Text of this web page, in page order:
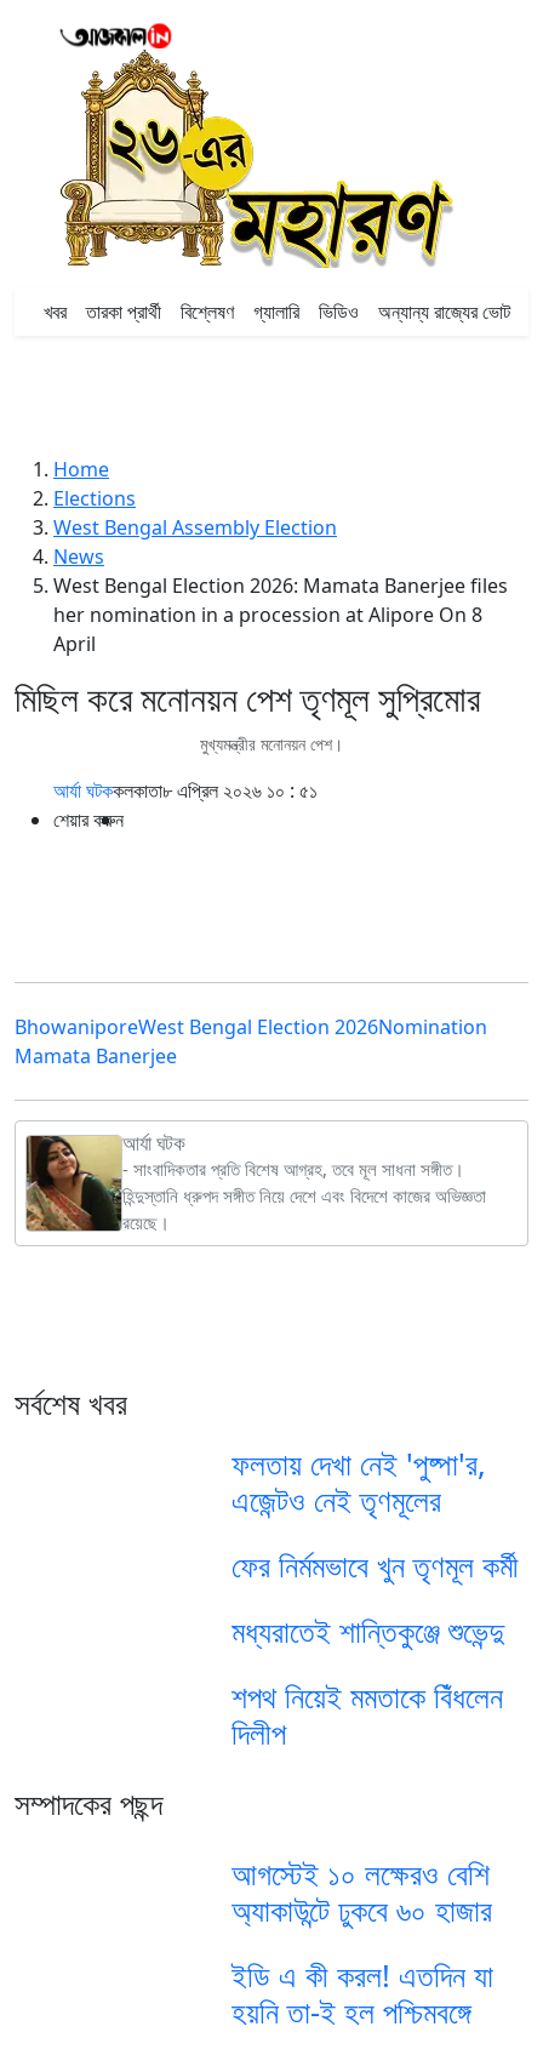
খবর তারকা প্রার্থী বিশ্লেষণ গ্যালারি ভিডিও অন্যান্য রাজ্যের ভোট
Home
Elections
West Bengal Assembly Election
News
West Bengal Election 2026: Mamata Banerjee files
her nomination in a procession at Alipore On 8
April
মিছিল করে মনোনয়ন পেশ তৃণমূল সুপ্রিমোর
মুখ্যমন্ত্রীর মনোনয়ন পেশ।
আর্যা ঘটককলকাতা৮ এপ্রিল ২০২৬ ১০ : ৫১
শেয়ার করুন
BhowaniporeWest Bengal Election 2026Nomination
Mamata Banerjee
আর্যা ঘটক
- সাংবাদিকতার প্রতি বিশেষ আগ্রহ, তবে মূল সাধনা সঙ্গীত।
হিন্দুস্তানি ধ্রুপদ সঙ্গীত নিয়ে দেশে এবং বিদেশে কাজের অভিজ্ঞতা
রয়েছে।
সর্বশেষ খবর
ফলতায় দেখা নেই 'পুষ্পা'র,
এজেন্টও নেই তৃণমূলের
ফের নির্মমভাবে খুন তৃণমূল কর্মী
মধ্যরাতেই শান্তিকুঞ্জে শুভেন্দু
শপথ নিয়েই মমতাকে বিঁধলেন
দিলীপ
সম্পাদকের পছন্দ
আগস্টেই ১০ লক্ষেরও বেশি
অ্যাকাউন্টে ঢুকবে ৬০ হাজার
ইডি এ কী করল! এতদিন যা
হয়নি তা-ই হল পশ্চিমবঙ্গে